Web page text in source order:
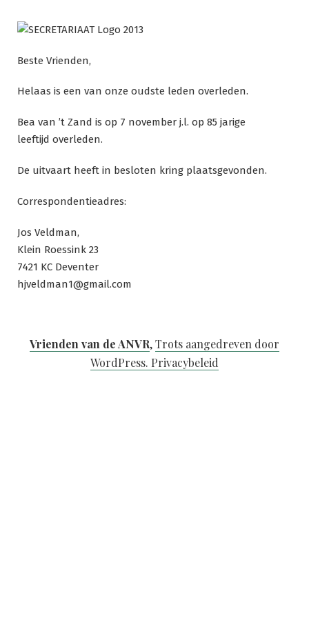
naar
inhoudBeste Vrienden,
Helaas is een van onze oudste leden overleden.
Bea van ’t Zand is op 7 november j.l. op 85 jarige
leeftijd overleden.
De uitvaart heeft in besloten kring plaatsgevonden.
Correspondentieadres:
Jos Veldman,
Klein Roessink 23
7421 KC Deventer
hjveldman1@gmail.com
Vrienden van de ANVR,Trots aangedreven door
WordPress. Privacybeleid